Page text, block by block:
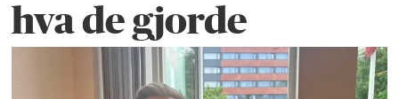
hva de gjorde